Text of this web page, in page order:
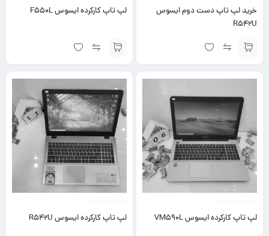
خرید لپ تاپ دست دوم ایسوس
R542U
لپ تاپ کارکرده ایسوس F550L
لپ تاپ کارکرده ایسوس VM590L لپ تاپ کارکرده ایسوس R542U